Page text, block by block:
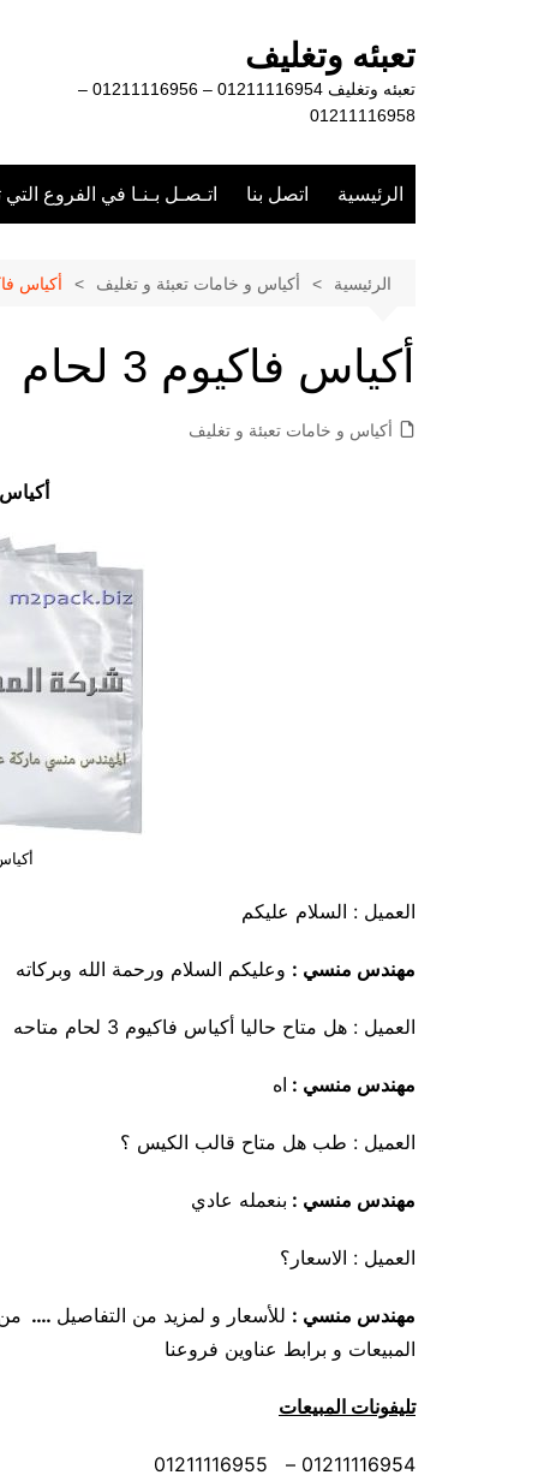
تعبئه وتغليف
تعبئه وتغليف 01211116954 – 01211116956 –
01211116958
الرئيسية اتصل بنا اتـصـل بـنـا في الفروع
الرئيسية أكياس و خامات تعبئة و تغليف أكياس
أكياس فاكيوم 3 لحام
أكياس و خامات تعبئة و تغليف
أكياس
أكياس
العميل : السلام عليكم
مهندس منسي : وعليكم السلام ورحمة الله وبركاته
العميل : هل متاح حاليا أكياس فاكيوم 3 لحام متاحه
مهندس منسي : اه
العميل : طب هل متاح قالب الكيس ؟
مهندس منسي : بنعمله عادي
العميل : الاسعار؟
مهندس منسي : للأسعار و لمزيد من التفاصيل ….
المبيعات و برابط عناوين فروعنا
تليفونات المبيعات
01211116954 – 01211116955